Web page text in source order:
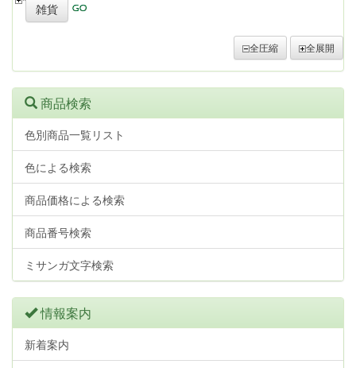
雑貨
全圧縮 全展開
商品検索
色別商品一覧リスト
色による検索
商品価格による検索
商品番号検索
ミサンガ文字検索
情報案内
新着案内